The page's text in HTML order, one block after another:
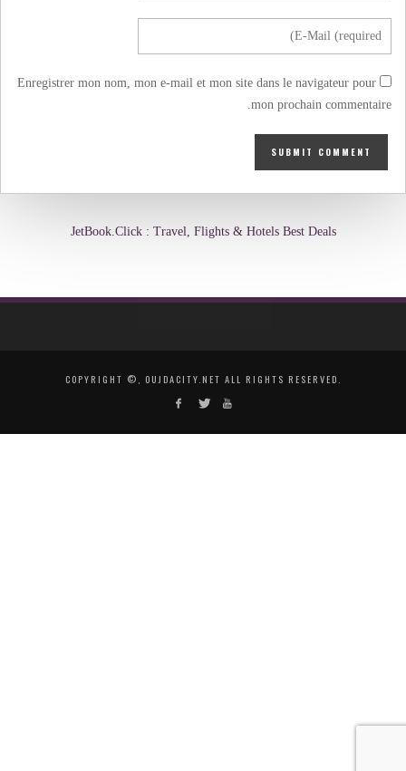
Enregistrer mon nom, mon e-mail et mon site dans le navigateur pour
mon prochain commentaire.
JetBook.Click : Travel, Flights & Hotels Best Deals
COPYRIGHT ©, OUJDACITY.NET ALL RIGHTS RESERVED.